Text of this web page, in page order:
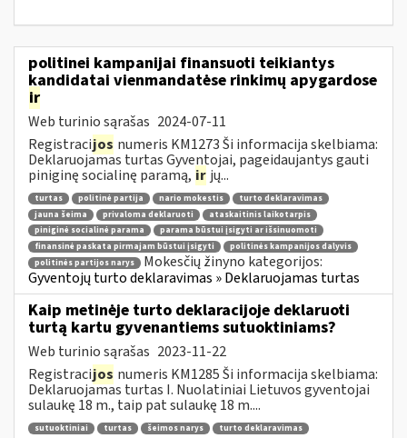
politinei kampanijai finansuoti teikiantys
kandidatai vienmandatėse rinkimų apygardose
ir
Web turinio sąrašas 2024-07-11
Registracijos numeris KM1273 Ši informacija skelbiama:
Deklaruojamas turtas Gyventojai, pageidaujantys gauti
piniginę socialinę paramą, ir jų...
turtas politinė partija nario mokestis
turto deklaravimas
jauna šeima
privaloma deklaruoti
ataskaitinis laikotarpis
piniginė socialinė parama
parama būstui įsigyti ar išsinuomoti
finansinė paskata pirmajam būstui įsigyti
politinės kampanijos dalyvis
politinės partijos narys
Mokesčių žinyno kategorijos:
Gyventojų turto deklaravimas » Deklaruojamas turtas
Kaip metinėje turto deklaracijoje deklaruoti
turtą kartu gyvenantiems sutuoktiniams?
Web turinio sąrašas 2023-11-22
Registracijos numeris KM1285 Ši informacija skelbiama:
Deklaruojamas turtas I. Nuolatiniai Lietuvos gyventojai
sulaukę 18 m., taip pat sulaukę 18 m....
sutuoktiniai turtas šeimos narys
turto deklaravimas